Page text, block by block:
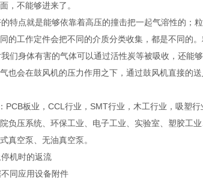
，不能够进来了。
特点就是能够依靠着高压的撞击把一起气溶性的；
的工作定件会把不同的介质分类收集，都是不同的
们身体有害的气体可以通过活性炭等被吸收，还能
也会在鼓风机的压力作用之下，通过鼓风机直接的
PCB板业，CCL行业，SMT行业，木工行业，吸塑
负压系统、环保工业、电子工业、实验室、塑胶工
真空泵、无油真空泵。
机时的返流
同应用设备附件